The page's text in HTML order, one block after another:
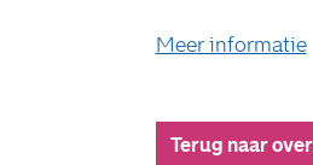
Meer informatie
Terug naar